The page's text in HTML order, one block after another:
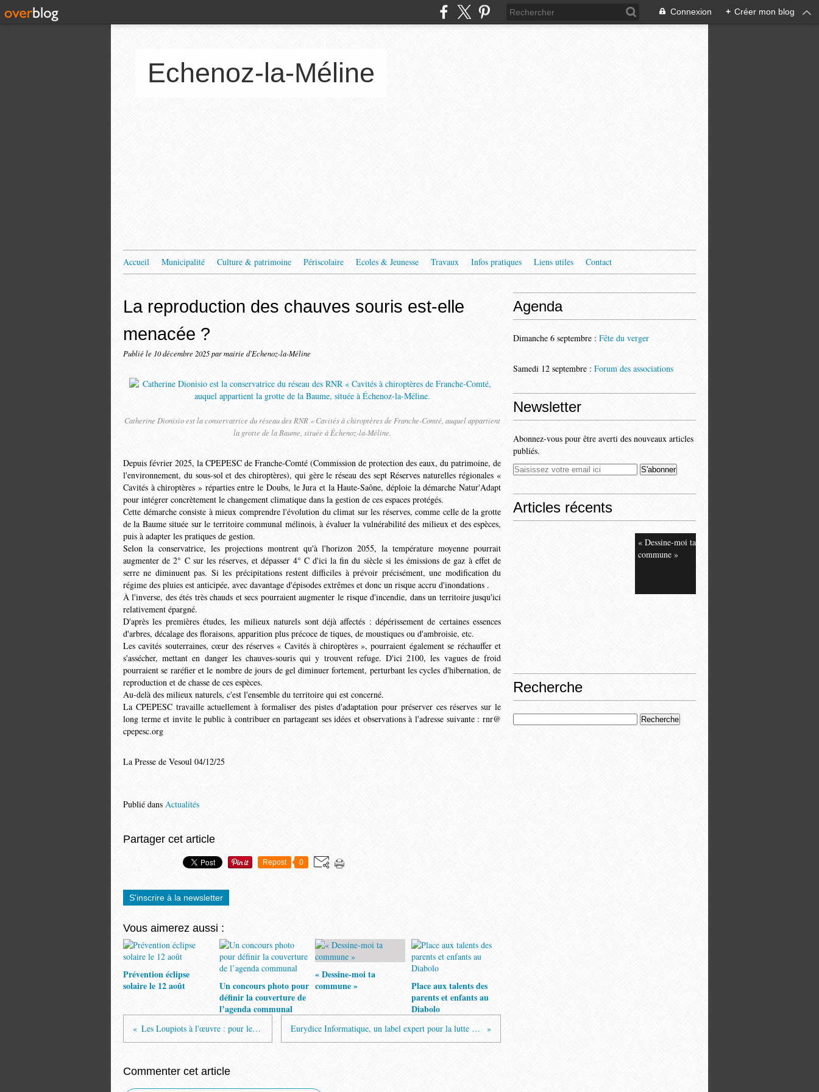
Connexion + Créer mon blog
Echenoz-la-Méline
Accueil Municipalité Culture & patrimoine Périscolaire Ecoles & Jeunesse Travaux Infos pratiques Liens utiles Contact
La reproduction des chauves­ souris est-elle
menacée ?
Publié le 10 décembre 2025par mairie d'Echenoz-la-Méline
Catherine Dionisio est la conservatrice du réseau des RNR « Cavités à chiroptères de Franche-Comté, auquel appartient
la grotte de la Baume, située à Échenoz-la-Méline.
Depuis février 2025, la CPEPESC de Franche-Comté (Commission de protection des eaux, du patrimoine, de
l'environnement, du sous-sol et des chiroptères), qui gère le réseau des sept Réserves naturelles régionales «
Cavités à chiroptères » réparties entre le Doubs, le Jura et la Haute-­Saône, déploie la démarche Natur'Adapt
pour intégrer concrètement le changement climatique dans la gestion de ces espaces protégés.
Cette démarche consiste à mieux comprendre l'évolu­tion du climat sur les réserves, comme celle de la grotte
de la Baume située sur le territoire communal mélinois, à évaluer la vulnérabilité des milieux et des espèces,
puis à adapter les pratiques de gestion.
Selon la conservatrice, les pro­jections montrent qu'à l'horizon 2055, la température moyenne pourrait
augmenter de 2° C sur les réserves, et dépasser 4° C d'ici la fin du siècle si les émis­sions de gaz à effet de
serre ne diminuent pas. Si les précipita­tions restent difficiles à prévoir précisément, une modification du
régime des pluies est antici­pée, avec davantage d'épisodes extrêmes et donc un risque ac­cru d'inondations .
À l'inverse, des étés très chauds et secs pourraient augmenter le risque d'incendie, dans un territoire jusqu'ici
relativement épargné.
D'après les premières études, les milieux naturels sont déjà affec­tés : dépérissement de certaines essences
d'arbres, décalage des floraisons, apparition plus pré­coce de tiques, de moustiques ou d'ambroisie, etc.
Les cavités souterraines, cœur des réserves « Cavités à chirop­tères », pourraient également se réchauffer et
s'assécher, mettant en danger les chauves-souris qui y trouvent refuge. D'ici 2100, les vagues de froid
pourraient se ra­réfier et le nombre de jours de gel diminuer fortement, pertur­bant les cycles d'hibernation, de
reproduction et de chasse de ces espèces.
Au-delà des milieux naturels, c'est l'ensemble du territoire qui est concerné.
La CPEPESC travaille actuel­lement à formaliser des pistes d'adaptation pour préserver ces réserves sur le
long terme et invite le public à contribuer en partageant ses idées et observa­tions à l'adresse suivante : rnr@
cpepesc.org
La Presse de Vesoul 04/12/25
Publié dans Actualités
Partager cet article
Repost 0
S'inscrire à la newsletter
Vous aimerez aussi :
Prévention éclipse
solaire le 12 août
Un concours photo pour
définir la couverture de
l’agenda communal
« Dessine-moi ta
commune »
Place aux talents des
parents et enfants au
Diabolo
Les Loupiots à l'œuvre : pour le marché de Noël Eurydice Informatique, un label expert pour la lutte contre les cyberattaques
Commenter cet article
Agenda
Dimanche 6 septembre : Fête du verger
Samedi 12 septembre : Forum des associations
Newsletter
Abonnez-vous pour être averti des nouveaux articles
publiés.
Articles récents
« Dessine-moi ta
commune »
Recherche